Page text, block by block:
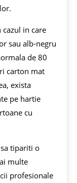
cazul in care
sau alb-negru
de 80
carton mat
exista
pe hartie
cu
tipariti o
multe
profesionale